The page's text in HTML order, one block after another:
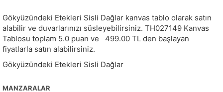
Gökyüzündeki Etekleri Sisli Dağlar kanvas tablo olarak satın
alabilir ve duvarlarınızı süsleyebilirsiniz. TH027149 Kanvas
Tablosu toplam 5.0 puan ve 499.00 TL den başlayan
fiyatlarla satın alabilirsiniz.
Gökyüzündeki Etekleri Sisli Dağlar
MANZARALAR